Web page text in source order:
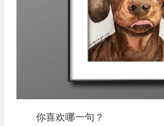
你喜欢哪一句？